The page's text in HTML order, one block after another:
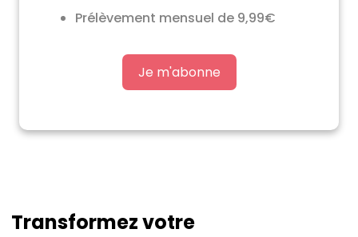
Prélèvement mensuel de 9,99€
Je m'abonne
Transformez votre